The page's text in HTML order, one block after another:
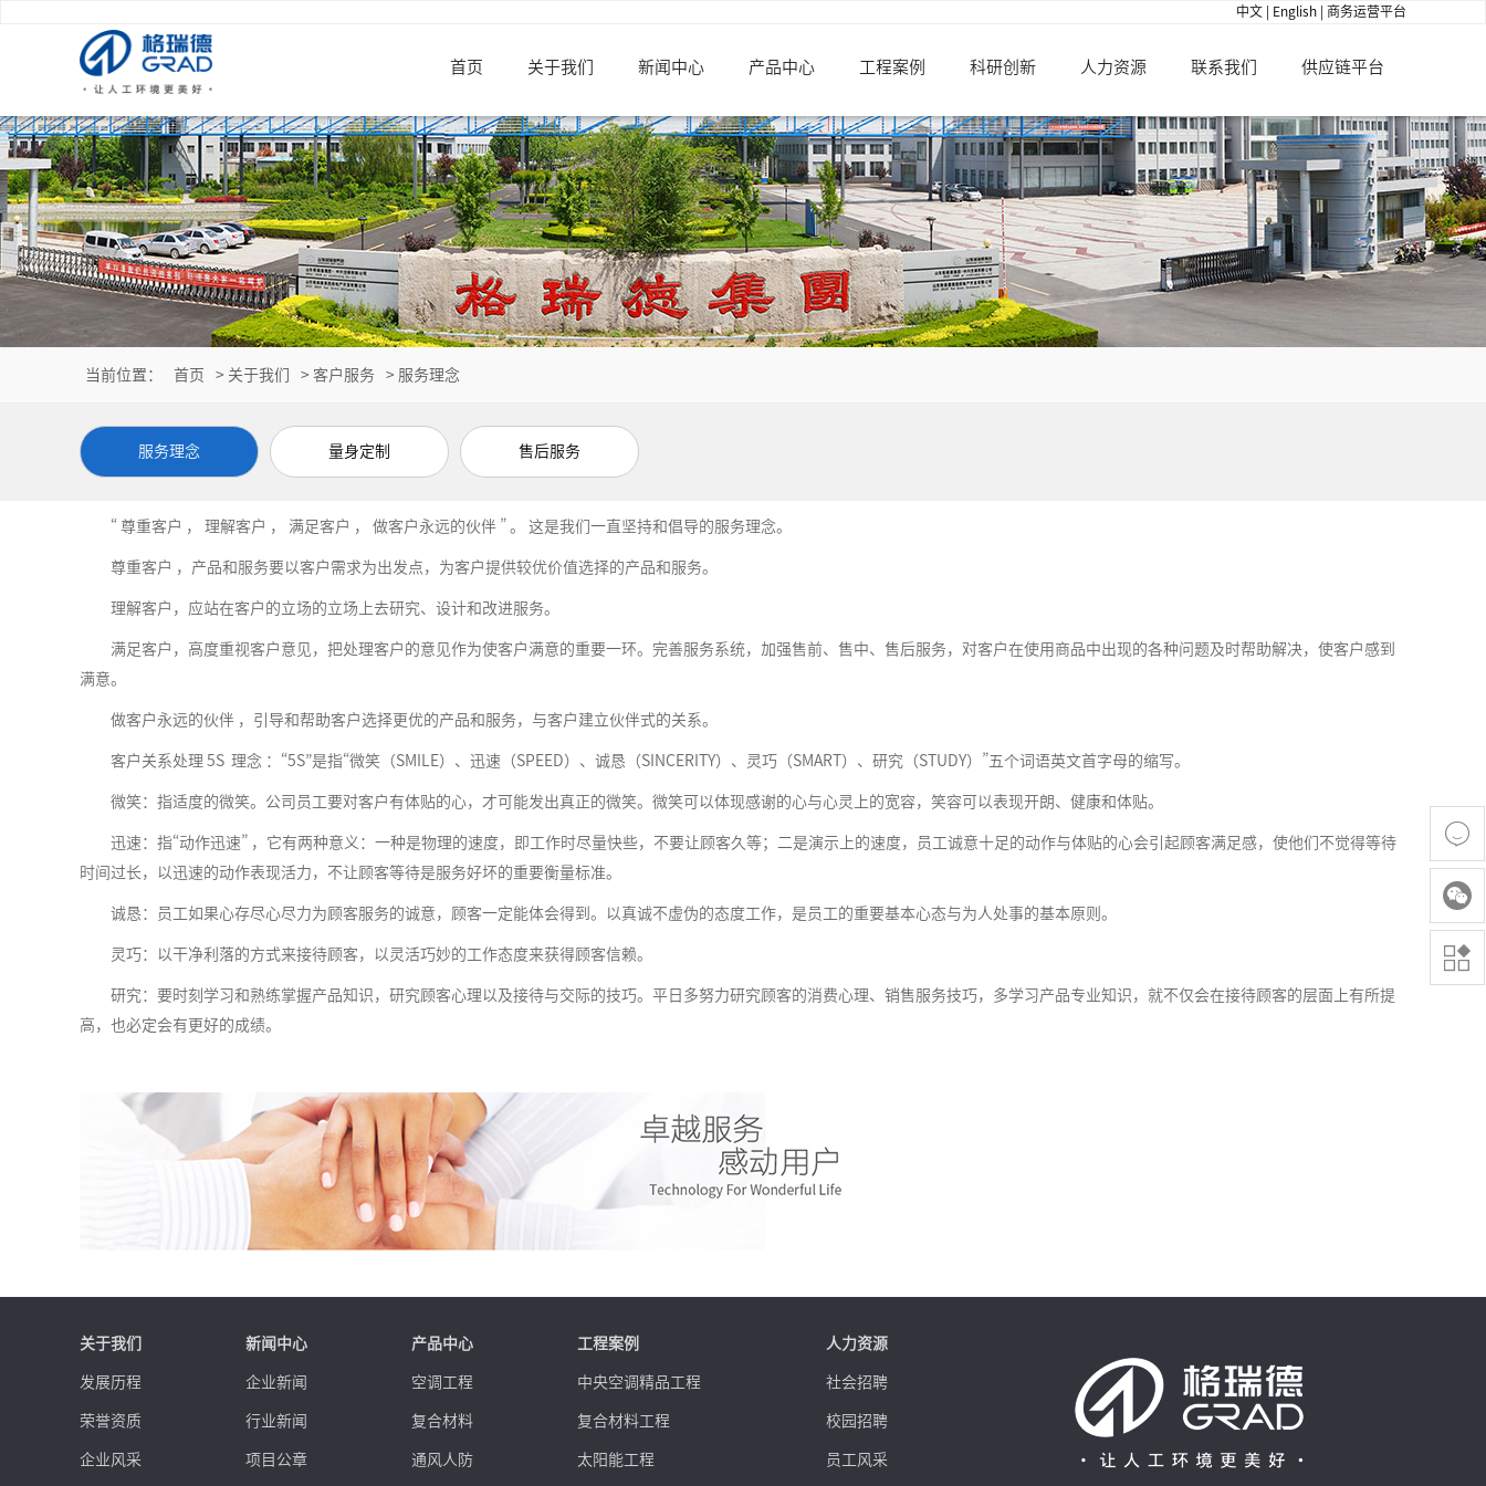
中文 English 商务运营平台
首页 关于我们 新闻中心 产品中心 工程案例 科研创新 人力资源 联系我们 供应链平台
当前位置： 首页 > 关于我们 > 客户服务 > 服务理念
服务理念 量身定制 售后服务
“ 尊重客户 ， 理解客户 ， 满足客户 ， 做客户永远的伙伴 ” 。 这是我们一直坚持和倡导的服务理念。
尊重客户 ，产品和服务要以客户需求为出发点，为客户提供较优价值选择的产品和服务。
理解客户，应站在客户的立场的立场上去研究、设计和改进服务。
满足客户，高度重视客户意见，把处理客户的意见作为使客户满意的重要一环。完善服务系统，加强售前、售中、售后服务，对客户在使用商品中出现的各种问题及时帮助解决，使客户感到
满意。
做客户永远的伙伴 ，引导和帮助客户选择更优的产品和服务，与客户建立伙伴式的关系。
客户关系处理 5S 理念 ：“5S”是指“微笑（SMILE）、迅速（SPEED）、诚恳（SINCERITY）、灵巧（SMART）、研究（STUDY）”五个词语英文首字母的缩写。
微笑：指适度的微笑。公司员工要对客户有体贴的心，才可能发出真正的微笑。微笑可以体现感谢的心与心灵上的宽容，笑容可以表现开朗、健康和体贴。
迅速：指“动作迅速” ，它有两种意义：一种是物理的速度，即工作时尽量快些，不要让顾客久等；二是演示上的速度，员工诚意十足的动作与体贴的心会引起顾客满足感，使他们不觉得等待
时间过长，以迅速的动作表现活力，不让顾客等待是服务好坏的重要衡量标准。
诚恳：员工如果心存尽心尽力为顾客服务的诚意，顾客一定能体会得到。以真诚不虚伪的态度工作，是员工的重要基本心态与为人处事的基本原则。
灵巧：以干净利落的方式来接待顾客，以灵活巧妙的工作态度来获得顾客信赖。
研究：要时刻学习和熟练掌握产品知识，研究顾客心理以及接待与交际的技巧。平日多努力研究顾客的消费心理、销售服务技巧，多学习产品专业知识，就不仅会在接待顾客的层面上有所提
高，也必定会有更好的成绩。
关于我们
发展历程
荣誉资质
企业风采
新闻中心
企业新闻
行业新闻
项目公章
产品中心
空调工程
复合材料
通风人防
工程案例
中央空调精品工程
复合材料工程
太阳能工程
人力资源
社会招聘
校园招聘
员工风采


